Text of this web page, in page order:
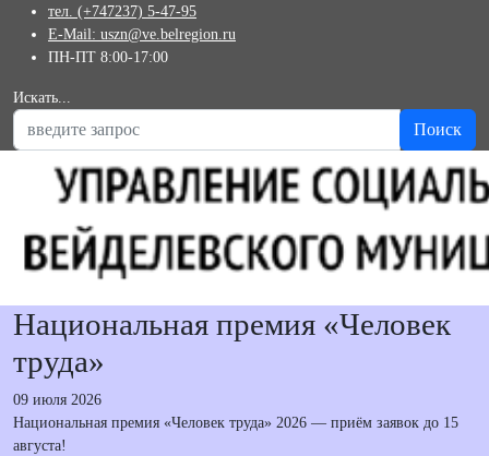
тел. (+747237) 5-47-95
E-Mail: uszn@ve.belregion.ru
ПН-ПТ 8:00-17:00
Искать...
Поиск
Национальная премия «Человек
труда»
09 июля 2026
Национальная премия «Человек труда» 2026 — приём заявок до 15
августа!